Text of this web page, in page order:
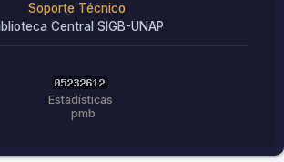
Soporte Técnico
Central SIGB-UNAP
Estadísticas
pmb